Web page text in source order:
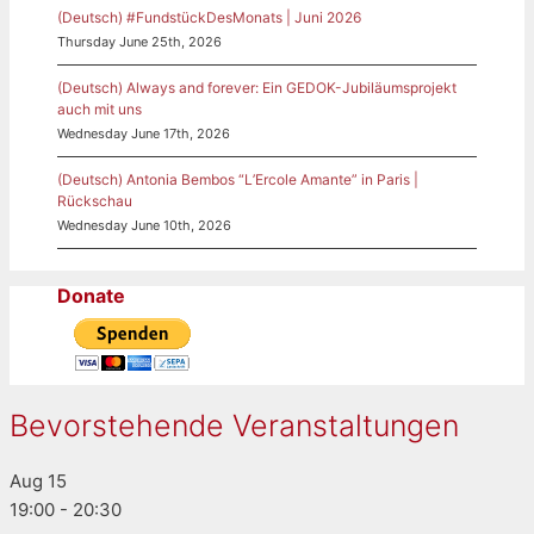
(Deutsch) #FundstückDesMonats | Juni 2026
Thursday June 25th, 2026
(Deutsch) Always and forever: Ein GEDOK-Jubiläumsprojekt
auch mit uns
Wednesday June 17th, 2026
(Deutsch) Antonia Bembos “L’Ercole Amante” in Paris |
Rückschau
Wednesday June 10th, 2026
Donate
Bevorstehende Veranstaltungen
Aug 15
19:00 - 20:30